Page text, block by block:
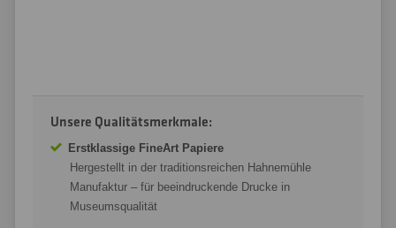
Unsere Qualitätsmerkmale:
Erstklassige FineArt Papiere
Hergestellt in der traditionsreichen Hahnemühle
Manufaktur – für beeindruckende Drucke in
Museumsqualität